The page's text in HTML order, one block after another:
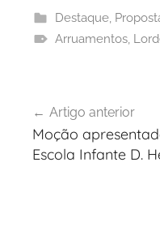
Destaque,
Arruamentos,
de
artigos
Artigo anterior
Moção
Escola Infante D.